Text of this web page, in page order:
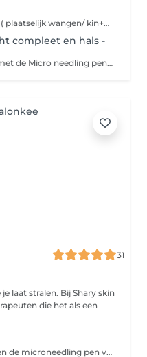
Deel behandeling Micro Needling ( plaatselijk wangen/ kin+mond+neuslipplooi / ogen / voorhoofd /hals) - Reingen van de huid - Micro needling gewenste gebied incl. intensief serum - Kalmerend masker - Dag/nacht verzorging Behandeling van klein gebied Micro needling ( fronsrimpel/neus lipplooi/bovenlip/litteken) - Reingen van de huid - Micro needling gewenste gebied met intensief serum - Dag/nacht verzorging Microneedling is een cosmetische behandeling waarbij met een apparaat microscopisch kleine naaldjes over de huid gaan. Deze naaldjes prikken hele kleine gaatjes in de huid. Dit klinkt misschien heftig, maar deze "micro-wondjes" activeren het natuurlijke genezingsproces van het lichaam. Wat doet microneedling voor een strakkere huid? De kleine prikjes stimuleren het lichaam om: - Collageen aan te maken zorgt voor een stevigere huidstructuur - Elastine aan te maken helpt de huid om veerkrachtiger en soepeler te blijven - Celvernieuwing te bevorderen wat zorgt voor een frissere uitstraling Hierdoor wordt de huid: - Strakker - Gladder - Minder verslapt - Egaler in teint en textuur
compleet en hals -
Complete Anti-age behandeling met de Micro needling pen. - Reinigen van de huid - Epileren/waxen wenkbrauwen - Milde peeling - Micro Needling totale gezicht en hals met gebruik van intensief ampul - Kalmerend masker - Massage nek/hals/decollete - Dag/nacht verzorging Behandeling van klein gebied Micro needling ( fronsrimpel/neus lipplooi/bovenlip/litteken) - Reingen van de huid - Micro needling gewenste gebied met intensief serum - Dag/nacht verzorging Microneedling is een cosmetische behandeling waarbij met een apparaat microscopisch kleine naaldjes over de huid gaan. Deze naaldjes prikken hele kleine gaatjes in de huid. Dit klinkt misschien heftig, maar deze "micro-wondjes" activeren het natuurlijke genezingsproces van het lichaam. Wat doet microneedling voor een strakkere huid? De kleine prikjes stimuleren het lichaam om: - Collageen aan te maken zorgt voor een stevigere huidstructuur - Elastine aan te maken helpt de huid om veerkrachtiger en soepeler te blijven - Celvernieuwing te bevorderen wat zorgt voor een frissere uitstraling Hierdoor wordt de huid: - Strakker - Gladder - Minder verslapt - Egaler in teint en textuur
31
laat stralen. Bij Shary skin
die het als een
Wij werken met de Dermapen 4 en de microneedling pen van Meditopics. Dit kunt u ook los inboeken.